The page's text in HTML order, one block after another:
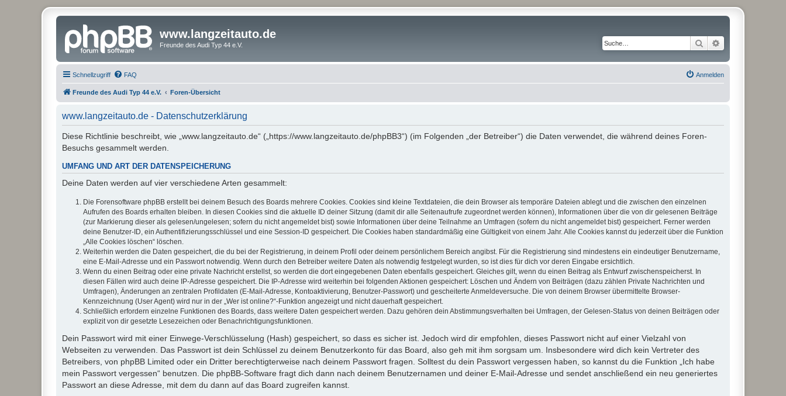
www.langzeitauto.de
Freunde des Audi Typ 44 e.V. Suche
Schnellzugriff FAQ Anmelden
Freunde des Audi Typ 44 e.V. Foren-Übersicht
www.langzeitauto.de - Datenschutzerklärung
Diese Richtlinie beschreibt, wie „www.langzeitauto.de“ („https://www.langzeitauto.de/phpBB3“) (im Folgenden „der Betreiber“) die Daten verwendet, die während deines Foren-
Besuchs gesammelt werden.
UMFANG UND ART DER DATENSPEICHERUNG
Deine Daten werden auf vier verschiedene Arten gesammelt:
Die Forensoftware phpBB erstellt bei deinem Besuch des Boards mehrere Cookies. Cookies sind kleine Textdateien, die dein Browser als temporäre Dateien ablegt und die zwischen den einzelnen
Aufrufen des Boards erhalten bleiben. In diesen Cookies sind die aktuelle ID deiner Sitzung (damit dir alle Seitenaufrufe zugeordnet werden können), Informationen über die von dir gelesenen Beiträge
(zur Markierung dieser als gelesen/ungelesen; sofern du nicht angemeldet bist) sowie Informationen über deine Teilnahme an Umfragen (sofern du nicht angemeldet bist) gespeichert. Ferner werden
deine Benutzer-ID, ein Authentifizierungsschlüssel und eine Session-ID gespeichert. Die Cookies haben standardmäßig eine Gültigkeit von einem Jahr. Alle Cookies kannst du jederzeit über die Funktion
„Alle Cookies löschen“ löschen.
Weiterhin werden die Daten gespeichert, die du bei der Registrierung, in deinem Profil oder deinem persönlichem Bereich angibst. Für die Registrierung sind mindestens ein eindeutiger Benutzername,
eine E-Mail-Adresse und ein Passwort notwendig. Wenn durch den Betreiber weitere Daten als notwendig festgelegt wurden, so ist dies für dich vor deren Eingabe ersichtlich.
Wenn du einen Beitrag oder eine private Nachricht erstellst, so werden die dort eingegebenen Daten ebenfalls gespeichert. Gleiches gilt, wenn du einen Beitrag als Entwurf zwischenspeicherst. In
diesen Fällen wird auch deine IP-Adresse gespeichert. Die IP-Adresse wird weiterhin bei folgenden Aktionen gespeichert: Löschen und Ändern von Beiträgen (dazu zählen Private Nachrichten und
Umfragen), Änderungen an zentralen Profildaten (E-Mail-Adresse, Kontoaktivierung, Benutzer-Passwort) und gescheiterte Anmeldeversuche. Die von deinem Browser übermittelte Browser-
Kennzeichnung (User Agent) wird nur in der „Wer ist online?“-Funktion angezeigt und nicht dauerhaft gespeichert.
Schließlich erfordern einzelne Funktionen des Boards, dass weitere Daten gespeichert werden. Dazu gehören dein Abstimmungsverhalten bei Umfragen, der Gelesen-Status von deinen Beiträgen oder
explizit von dir gesetzte Lesezeichen oder Benachrichtigungsfunktionen.
Dein Passwort wird mit einer Einwege-Verschlüsselung (Hash) gespeichert, so dass es sicher ist. Jedoch wird dir empfohlen, dieses Passwort nicht auf einer Vielzahl von
Webseiten zu verwenden. Das Passwort ist dein Schlüssel zu deinem Benutzerkonto für das Board, also geh mit ihm sorgsam um. Insbesondere wird dich kein Vertreter des
Betreibers, von phpBB Limited oder ein Dritter berechtigterweise nach deinem Passwort fragen. Solltest du dein Passwort vergessen haben, so kannst du die Funktion „Ich habe
mein Passwort vergessen“ benutzen. Die phpBB-Software fragt dich dann nach deinem Benutzernamen und deiner E-Mail-Adresse und sendet anschließend ein neu generiertes
Passwort an diese Adresse, mit dem du dann auf das Board zugreifen kannst.